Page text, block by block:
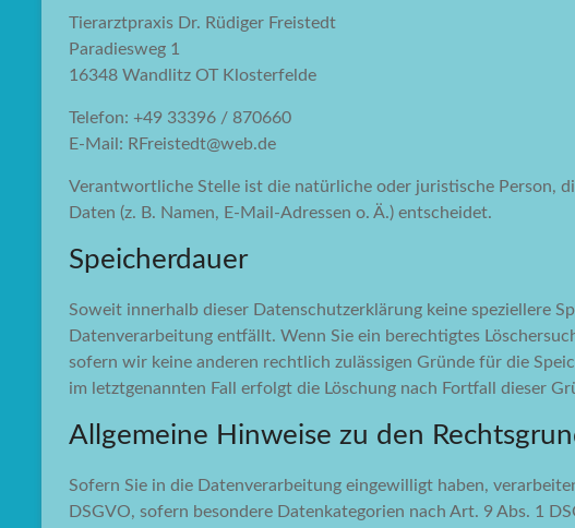
Tierarztpraxis Dr. Rüdiger Freistedt
Paradiesweg 1
16348 Wandlitz OT Klosterfelde
Telefon: +49 33396 / 870660‬
E-Mail: RFreistedt@web.de
Verantwortliche Stelle ist die natürliche oder juristische Person,
Daten (z. B. Namen, E-Mail-Adressen o. Ä.) entscheidet.
Speicherdauer
Soweit innerhalb dieser Datenschutzerklärung keine speziellere
Datenverarbeitung entfällt. Wenn Sie ein berechtigtes
sofern wir keine anderen rechtlich zulässigen Gründe für die
im letztgenannten Fall erfolgt die Löschung nach Fortfall dieser
Allgemeine Hinweise zu den
Sofern Sie in die Datenverarbeitung eingewilligt haben,
DSGVO, sofern besondere Datenkategorien nach Art. 9 Abs. 1